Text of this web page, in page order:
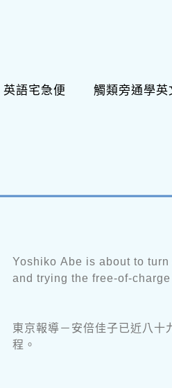
英語宅急便 觸類旁通學英
Yoshiko Abe is about to
and trying the free-of-
東京報導－安倍佳子已近八十
程。